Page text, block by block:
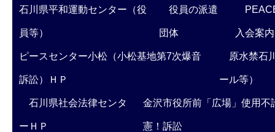
石川県平和運動センター（役
員等）
役員の派遣
団体 入会案内
ピースセンター小松（小松基地第7次爆音
訴訟）ＨＰ
原水禁石
ール等）
石川県社会法律センタ
ーＨＰ
金沢市役所前「広場」使用不
憲！訴訟